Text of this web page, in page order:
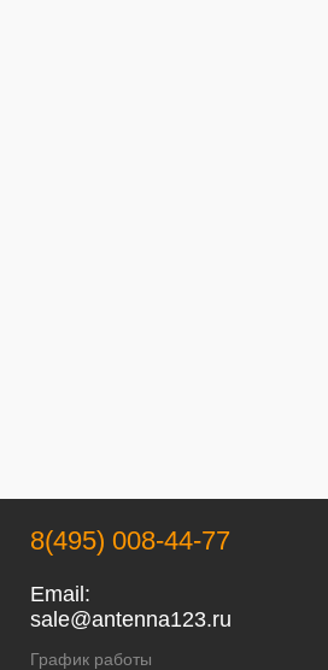
8(495) 008-44-77
Email:
sale@antenna123.ru
График работы